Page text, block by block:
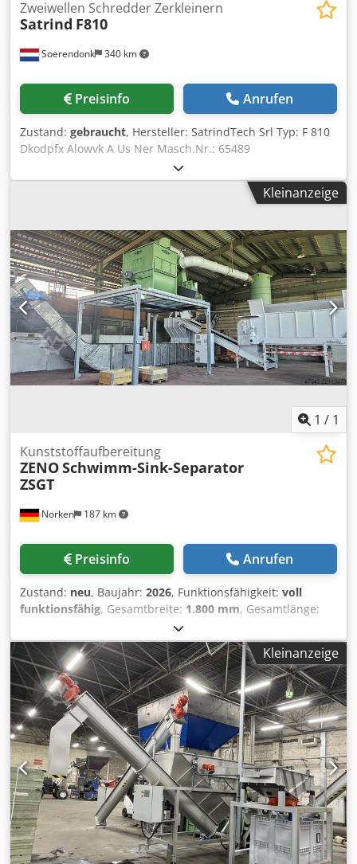
Soerendonk 340 km
Zweiwellen Schredder Zerkleinern
Satrind F810
Preisinfo Anrufen
Zustand: gebraucht, Hersteller: SatrindTech Srl Typ: F 810
Dkodpfx Alowvk A Us Ner Masch.Nr.: 65489
Zerkleinerungskammer : 850 x 590mm. Mittenabstand
zwischen Achsen : 215mm. Mit 15 kW Antrieb. Brecher
Kleinanzeige
1 / 1
Norken 187 km
Kunststoffaufbereitung
ZENOSchwimm-Sink-Separator
ZSGT
Preisinfo Anrufen
Zustand: neu, Baujahr: 2026, Funktionsfähigkeit: voll
funktionsfähig, Gesamtbreite: 1.800 mm, Gesamtlänge:
, Schwimm-Sink-Separator zur Trennung
verschiedener Kunststoffe mittels Dichteseparation.
Arbeitsbreite: 1.800 mm Arbeitslänge: 9.000 mm
Gesamtlänge: 18.000 mm Dksdpfjzc Ekljx Al Nor 2 Bögen
45° Trog aus Edelstahl (1.4571) Kettenaustrag mit
Kunststoffmitnehmern, Antrieb 2,2 kW 2 Eintauchwalzen
aus Edelstahl (1.4571) inkl. mechanischer
Wasserstandskontrolle Bei Bedarf inkl. Aufgabebunker und
Leichtgutabsaugung verfügbar.
Kleinanzeige